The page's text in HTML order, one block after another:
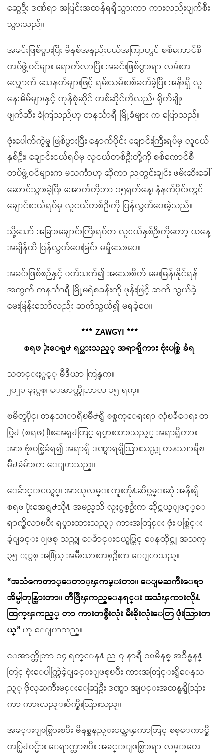
ဆွေဦး ဒဏ်ရာ အပြင်းအထန်ရရှိသွားကာ ကားလည်းပျက်စီး
သွားသည်။
အခင်းဖြစ်ပွားပြီး မိနစ်အနည်းငယ်အကြာတွင် စစ်ကောင်စီ
တပ်ဖွဲ့ဝင်များ ရောက်လာပြီး အခင်းဖြစ်ပွားရာ လမ်းတ
လျှောက် သေနတ်များဖြင့် ရမ်းသမ်းပစ်ခတ်ခဲ့ပြီး အနီးရှိ လူ
နေအိမ်များနှင့် ကုန်စုံဆိုင် တစ်ဆိုင်ကိုလည်း ရိုက်ချိုး
ဖျက်ဆီး ခံကြသည်ဟု တနင်္သာရီ မြို့ခံများ က ပြောသည်။
ဗုံးပေါက်ကွဲမှု ဖြစ်ပွားပြီး နောက်ပိုင်း ချောင်းကြီးရပ်မှ လူငယ်
နှစ်ဦး၊ ချောင်းငယ်ရပ်မှ လူငယ်တစ်ဦးတို့ကို စစ်ကောင်စီ
တပ်ဖွဲ့ဝင်များက မသင်္ကာဟု ဆိုကာ ညတွင်းချင်း ဖမ်းဆီးခေါ်
ဆောင်သွားခဲ့ပြီး အောက်တိုဘာ ၁၅ရက်နေ့၊ နံနက်ပိုင်းတွင်
ချောင်းငယ်ရပ်မှ လူငယ်တစ်ဦးကို ပြန်လွှတ်ပေးခဲ့သည်။
သို့သော် အခြားချောင်းကြီးရပ်က လူငယ်နှစ်ဦးကိုတော့ ယနေ့
အချိန်ထိ ပြန်လွှတ်ပေးခြင်း မရှိသေးပေ။
အခင်းဖြစ်စဉ်နှင့် ပတ်သက်၍ အသေးစိတ် မေးမြန်းနိုင်ရန်
အတွက် တနင်္သာရီ မြို့မရဲစခန်းကို ဖုန်းဖြင့် ဆက် သွယ်ခဲ့
မေးမြန်းသော်လည်း ဆက်သွယ်၍ မရခဲ့ပေ။
*** ZAWGYI ***
စရဖ ႐ုံးေရွ႕ ရပ္ထားသည့္ အရာရွိကား ဗုံးပစ္ခြဲ ခံရ
သတင္းႏွင့္ မီဒီယာ ကြန္ရက္။
၂၀၂၁ ခုႏွစ္၊ ေအာက္တိုဘာလ ၁၅ ရက္။
ၿမိတ္ခ႐ိုင္၊ တနသၤာရီၿမိဳ႕ရွိ စစ္ဖက္ေရးရာ လုံၿခဳံေရး တ
ပ္ဖြဲ႕ (စရဖ) ႐ုံးအေရွ႕တြင္ ရပ္နားထားသည့္ အရာရွိကား
အား ဗုံးပစ္ခြဲခံရ၍ အရာရွိ ဒဏ္ရာရရွိသြားသည္ဟု တနသၤာရီၿ
မိဳ႕ခံမ်ားက ေျပာသည္။
ေခ်ာင္းငယ္ရပ္၊ အာယုလမ္း ကူးတို႔ဆိပ္လမ္းဆုံ အနီးရွိ
စရဖ ႐ုံးအေရွ႕သို႔ အမည္မသိ လူႏွစ္ဦးက ဆိုင္ကယ္ျဖင့္ေ
ရာက္ရွိလာၿပီး ရပ္နားထားသည့္ ကားအတြင္း ဗုံး ပစ္သြင္း
ခဲ့ျခင္း ျဖစ္ သည္ဟု ေခ်ာင္းငယ္ရပ္တြင္ ေနထိုင္သူ အသက္
၃၅ ႏွစ္ အ႐ြယ္ အမ်ိဳးသားတစ္ဦးက ေျပာသည္။
“အသံကေတာ္ေတာ္ၾကမ္းတာ။ ေျမႀကီးေရာ
အိမ္ပါတုန္သြားတာ။ တီဗြီၾကည့္ေနရင္း အသံၾကားလို႔
ထြက္ၾကည့္ တာ ကားတစ္စီးလုံး မီးခိုးလုံးေတြ ဖုံးသြားတ
ယ္” ဟု ေျပာသည္။
ေအာက္တိုဘာ ၁၄ ရက္ေန႔ ည ၇ နာရီ ၁၀မိနစ္ အခ်ိန္ခန႔္
တြင္ ဗုံးေပါက္ကြဲခဲ့ျခင္းျဖစ္ၿပီး ကားအတြင္းရွိေနသ
ည့္ ဗိုလ္ႀကီးမင္းေဆြဦး ဒဏ္ရာ အျပင္းအထန္ရရွိသြား
ကာ ကားလည္းပ်က္စီးသြားသည္။
အခင္းျဖစ္ပြားၿပီး မိနစ္အနည္းငယ္အၾကာတြင္ စစ္ေကာင္စီ
တပ္ဖြဲ႕ဝင္မ်ား ေရာက္လာၿပီး အခင္းျဖစ္ပြားရာ လမ္းတေ